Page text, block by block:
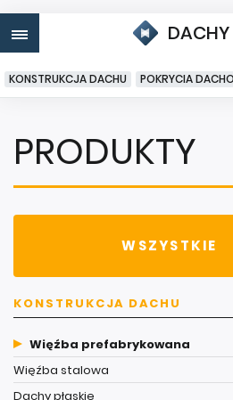
DACHY
KONSTRUKCJA DACHU POKRYCIA
PRODUKTY
WSZYSTKIE
KONSTRUKCJA DACHU
Więźba prefabrykowana
Więźba stalowa
Dachy płaskie